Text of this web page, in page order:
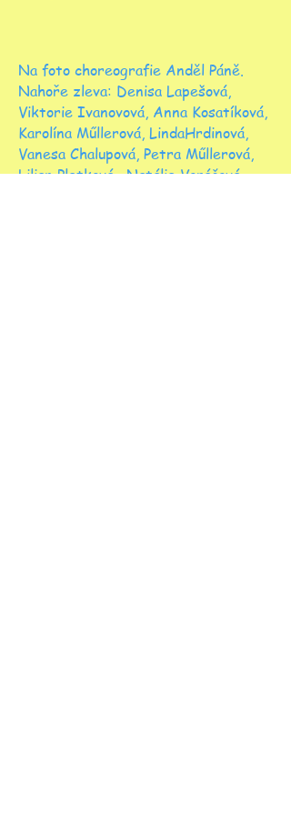
Na foto choreografie Anděl Páně.
Nahoře zleva: Denisa Lapešová,
Viktorie Ivanovová, Anna Kosatíková,
Karolína Műllerová, LindaHrdinová,
Vanesa Chalupová, Petra Műllerová,
Lilian Pletková, Natálie Voráčová,